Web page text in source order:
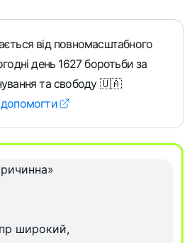
від повномасштабного
день 1627 боротьби за
та свободу 🇺🇦